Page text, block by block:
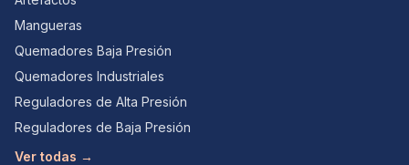
Mangueras
Quemadores Baja Presión
Quemadores Industriales
Reguladores de Alta Presión
Reguladores de Baja Presión
Ver todas →